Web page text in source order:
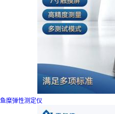
鱼糜弹性测定仪